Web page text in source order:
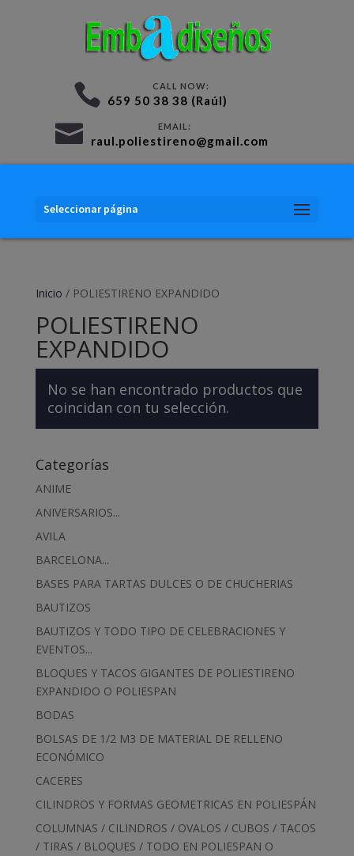
659 50 38 38 (Raúl)
raul.poliestireno@gmail.com
Seleccionar página
Inicio / POLIESTIRENO EXPANDIDO
POLIESTIRENO
EXPANDIDO
No se han encontrado productos que
coincidan con tu selección.
Categorías
ANIME
ANIVERSARIOS...
AVILA
BARCELONA...
BASES PARA TARTAS DULCES O DE CHUCHERIAS
BAUTIZOS
BAUTIZOS Y TODO TIPO DE CELEBRACIONES Y
EVENTOS...
BLOQUES Y TACOS GIGANTES DE POLIESTIRENO
EXPANDIDO O POLIESPAN
BODAS
BOLSAS DE 1/2 M3 DE MATERIAL DE RELLENO
ECONÓMICO
CACERES
CILINDROS Y FORMAS GEOMETRICAS EN POLIESPÁN
COLUMNAS / CILINDROS / OVALOS / CUBOS / TACOS
/ TIRAS / BLOQUES / TODO EN POLIESPAN O